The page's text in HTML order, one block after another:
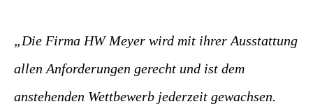
„Die Firma HW Meyer wird mit ihrer Ausstattung
allen Anforderungen gerecht und ist dem
anstehenden Wettbewerb jederzeit gewachsen.